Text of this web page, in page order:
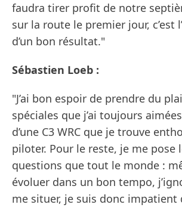
faudra tirer profit de notre
sur la route le premier jour, c’est
d’un bon résultat."
Sébastien Loeb :
"J’ai bon espoir de prendre du
spéciales que j’ai toujours
d’une C3 WRC que je trouve
piloter. Pour le reste, je me pose
questions que tout le monde :
évoluer dans un bon tempo,
me situer, je suis donc impatient